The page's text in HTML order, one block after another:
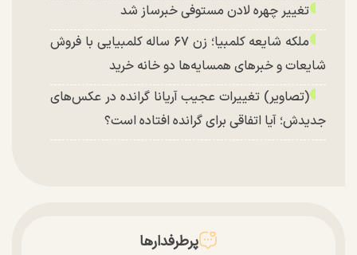
تغییر چهره لادن مستوفی خبرساز شد
ملکه شایعه کلمبیا؛ زن ۶۷ ساله کلمبیایی با فروش
شایعات و خبر‌های همسایه‌ها دو خانه خرید
(تصاویر) تغییرات عجیب آریانا گرانده در عکس‌های
جدیدش؛ آیا اتفاقی برای گرانده افتاده است؟
پرطرفدارها